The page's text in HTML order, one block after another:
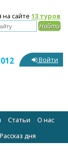
на сайте 13 туров
Войти
Статьи
О нас
Рассказ дня